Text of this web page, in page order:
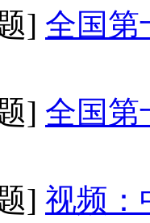
] 全国第
] 全国第
] 视频：